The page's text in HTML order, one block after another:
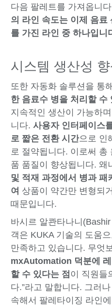
다음 팔레트를 가져옵니
의 라인 속도는 이제 음료
를 가진 라인 중 하나입니
시스템 생산성
또한 자동화 솔루션을 통해
한 음료수 병을 처리할 수
지속적인 생산이 가능하
니다.사용자 인터페이스
로 짧은 전환 시간으로 인
로 절약됩니다. 이로써 총
품 품질이 향상됩니다. 왜
및 적재 과정에서 병과 패
여 상품이 약간만 변형되
때문입니다.
바시르 알콴타나니
객은 KUKA 기술의 도움
만족하고 있습니다. 무엇
mxAutomation 덕분에
할 수 있다는 점 이 직원들
다.”라고 말합니다. 그러
속해서 팔레타이징 라인